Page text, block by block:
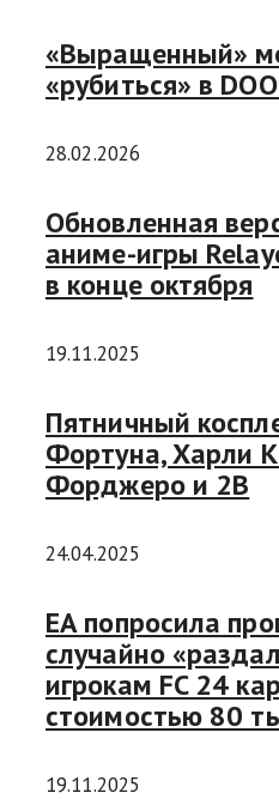
«Выращенный»
«рубиться» в
28.02.2026
Обновленная
аниме-игры
в конце октября
19.11.2025
Пятничный
Фортуна, Харли
Форджеро и 2B
24.04.2025
EA попросила
случайно
игрокам FC 24
стоимостью 80
19.11.2025